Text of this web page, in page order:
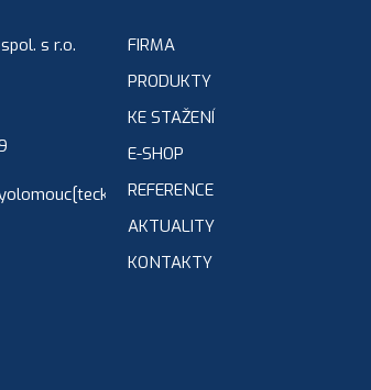
s r.o.
FIRMA
PRODUKTY
KE STAŽENÍ
E-SHOP
REFERENCE
AKTUALITY
KONTAKTY